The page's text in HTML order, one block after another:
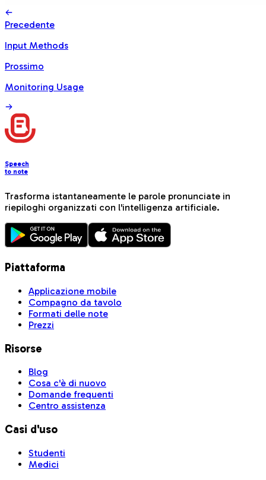
Precedente
Input Methods
Prossimo
Monitoring Usage
Speech
to note
Trasforma istantaneamente le parole pronunciate in
riepiloghi organizzati con l'intelligenza artificiale.
Piattaforma
Applicazione mobile
Compagno da tavolo
Formati delle note
Prezzi
Risorse
Blog
Cosa c'è di nuovo
Domande frequenti
Centro assistenza
Casi d'uso
Studenti
Medici